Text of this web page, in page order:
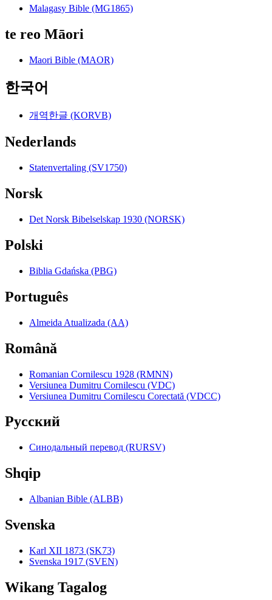
Malagasy Bible (MG1865)
te reo Māori
Maori Bible (MAOR)
한국어
개역한글 (KORVB)
Nederlands
Statenvertaling (SV1750)
Norsk
Det Norsk Bibelselskap 1930 (NORSK)
Polski
Biblia Gdańska (PBG)
Português
Almeida Atualizada (AA)
Română
Romanian Cornilescu 1928 (RMNN)
Versiunea Dumitru Cornilescu (VDC)
Versiunea Dumitru Cornilescu Corectată (VDCC)
Pyccкий
Синодальный перевод (RURSV)
Shqip
Albanian Bible (ALBB)
Svenska
Karl XII 1873 (SK73)
Svenska 1917 (SVEN)
Wikang Tagalog